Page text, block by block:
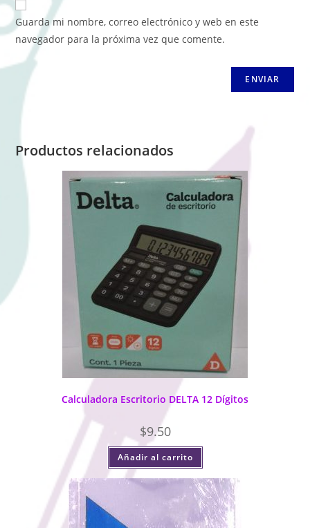
Guarda mi nombre, correo electrónico y web en este
navegador para la próxima vez que comente.
Productos relacionados
Calculadora Escritorio DELTA 12 Dígitos
$9.50
Añadir al carrito